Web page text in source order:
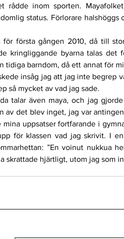
rådde inom sporten.
status. Förlorare
första gången 2010, då till
kringliggande byarna talas det
tidiga barndom, då ett annat för
insåg jag att jag inte begrep
så mycket av vad jag sade.
talar även maya, och jag
av det blev inget, jag var
mina uppsatser fortfarande i
för klassen vad jag skrivit. I
”En voinut nukkua
skrattade hjärtligt, utom jag som